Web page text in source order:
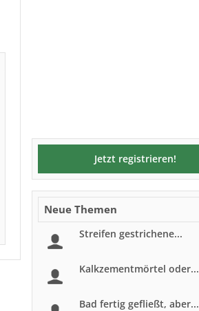
Jetzt registrieren!
Neue Themen
Streifen gestrichene...
Kalkzementmörtel oder...
Bad fertig gefließt, aber...